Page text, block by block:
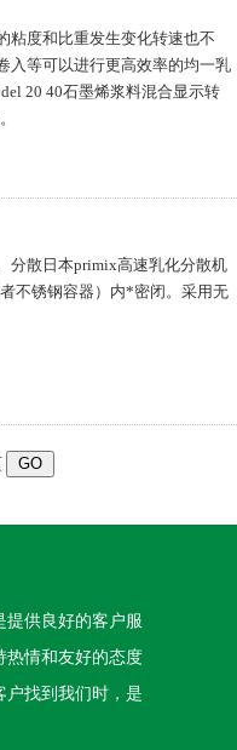
粘度和比重发生变化转速也不
入等可以进行更高效率的均一乳
20 40石墨烯浆料混合显示转
分散日本primix高速乳化分散机
不锈钢容器）内*密闭。采用无
提供良好的客户服
热情和友好的态度
户找到我们时，是